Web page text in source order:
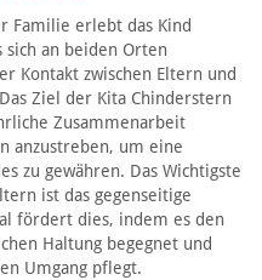
Familie erlebt das Kind
an beiden Orten
Kontakt zwischen Eltern und
Ziel der Kita Chinderstern
Zusammenarbeit
anzustreben, um eine
zu gewähren. Das Wichtigste
ist das gegenseitige
fördert dies, indem es den
Haltung begegnet und
Umgang pflegt.